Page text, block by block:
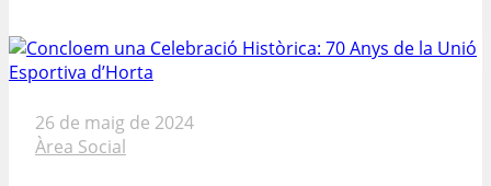
26 de maig de 2024
Àrea Social